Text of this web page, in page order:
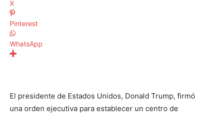
X
Pinterest
WhatsApp
El presidente de Estados Unidos, Donald Trump, firmó
una orden ejecutiva para establecer un centro de